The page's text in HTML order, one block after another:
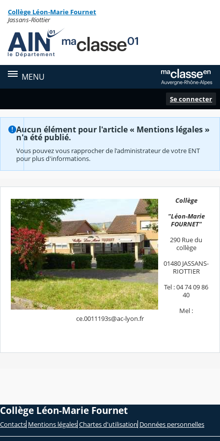
Contenu
Collège Léon-Marie Fournet
Jassans-Riottier
MENU
Se connecter
Aucun élément pour l'article « Mentions légales »
n'a été publié.
Vous pouvez vous rapprocher de l'administrateur de votre ENT
pour plus d'informations.
Collège
"Léon-Marie
FOURNET"
290 Rue du
collège
01480 JASSANS-
RIOTTIER
Tel : 04 74 09 86
40
Mel :
ce.0011193s@ac-lyon.fr
Collège Léon-Marie Fournet
Contacts Mentions légales Chartes d'utilisation Données personnelles